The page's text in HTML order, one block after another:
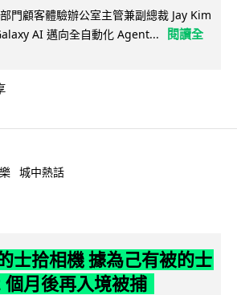
門顧客體驗辦公室主管兼副總裁 Jay Kim
AI 邁向全自動化 Agent...
閱讀全
城中熱話
士拾相機 據為己有被的士
月後再入境被捕